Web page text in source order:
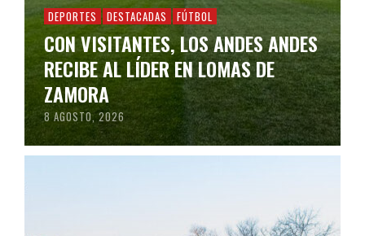
DEPORTES DESTACADAS FÚTBOL
CON VISITANTES, LOS ANDES ANDES
RECIBE AL LÍDER EN LOMAS DE
ZAMORA
8 AGOSTO, 2026